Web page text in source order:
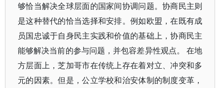
够恰当解决全球层面的国家间协调问题。协商民主则
是这种替代的恰当选择和安排。例如欧盟，在既有成
员国忠诚于自身民主实践和价值的基础上，协商民主
能够解决当前的参与问题，并包容差异性观点。 在地
方层面上，芝加哥市在传统上存在着对立、冲突和多
元的因素。但是，公立学校和治安体制的制度变革，